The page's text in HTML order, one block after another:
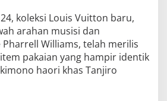
koleksi Louis Vuitton baru,
arahan musisi dan
Williams, telah merilis
pakaian yang hampir identik
haori khas Tanjiro